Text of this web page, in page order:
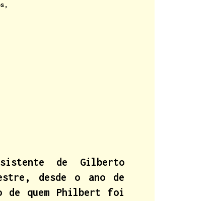
de Gilberto
desde o ano de
quem Philbert foi